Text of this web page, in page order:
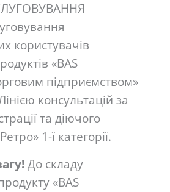
користувачів
«BAS
підприємством»
консультацій за
та діючого
1-ї категорії.
До складу
«BAS